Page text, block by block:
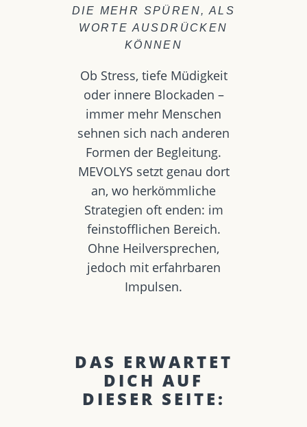
DIE MEHR SPÜREN, ALS
WORTE AUSDRÜCKEN
KÖNNEN
Ob Stress, tiefe Müdigkeit
oder innere Blockaden –
immer mehr Menschen
sehnen sich nach anderen
Formen der Begleitung.
MEVOLYS setzt genau dort
an, wo herkömmliche
Strategien oft enden: im
feinstofflichen Bereich.
Ohne Heilversprechen,
jedoch mit erfahrbaren
Impulsen.
DAS ERWARTET
DICH AUF
DIESER SEITE: